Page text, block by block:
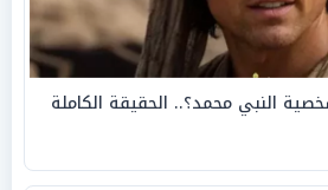
النبي محمد؟.. الحقيقة الكاملة